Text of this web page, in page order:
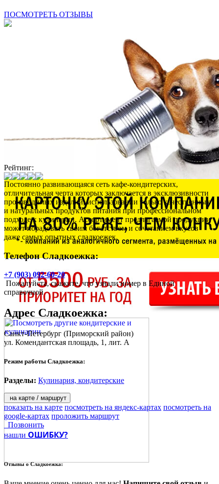
ПОСМОТРЕТЬ ОТЗЫВЫ
Рейтинг:
Постоянно развивающаяся сеть кафе-кондитерских,
отличительная черта которых заключается в эксклюзивности
производимых изделий, использовании только качественных
и натуральных продуктов питания при профессиональном
подходе к кулинарии. Ассортимент предлагаемой продукции
может порадовать своим богатством и сочетанием вкусов
даже самых опытных сладкоежек.
Телефон Сладкоежка:
+7 (903) 092-60-20
Пожалуйста, скажите, что узнали номер в Единой
справочной
Адрес Сладкоежка:
Санкт-Петербург (Приморский район)
ул. Комендантская площадь, 1, лит. А
Режим работы Сладкоежка:
Разделы: Кулинария, кондитерские
на карте / маршрут
показать на карте посмотреть на яндекс-картах посмотреть на
google-картах проложить маршрут
Позвонить
нашли ОШИБКУ?
Отзывы оСладкоежка: